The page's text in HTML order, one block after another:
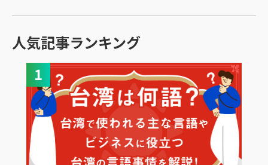
人気記事ランキング